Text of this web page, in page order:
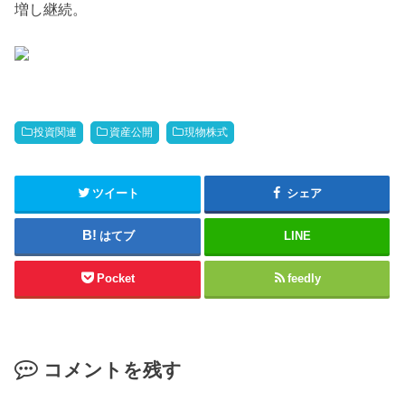
増し継続。
投資関連 資産公開 現物株式
ツイート シェア
はてブ LINE
Pocket feedly
コメントを残す